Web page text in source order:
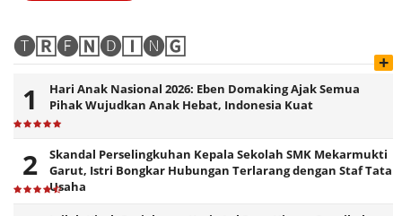
🅣🅁🅔🄽🅓🄸🅝🄶
+
Hari Anak Nasional 2026: Eben Domaking Ajak Semua
Pihak Wujudkan Anak Hebat, Indonesia Kuat
Skandal Perselingkuhan Kepala Sekolah SMK Mekarmukti
Garut, Istri Bongkar Hubungan Terlarang dengan Staf Tata
Usaha